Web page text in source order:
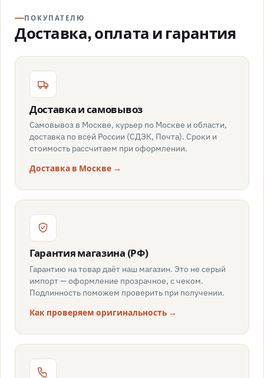
ПОКУПАТЕЛЮ
Доставка, оплата и гарантия
Доставка и самовывоз
Самовывоз в Москве, курьер по Москве и области,
доставка по всей России (СДЭК, Почта). Сроки и
стоимость рассчитаем при оформлении.
Доставка в Москве →
Гарантия магазина (РФ)
Гарантию на товар даёт наш магазин. Это не серый
импорт — оформление прозрачное, с чеком.
Подлинность поможем проверить при получении.
Как проверяем оригинальность →